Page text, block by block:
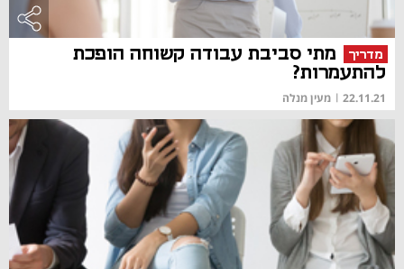
מדריך
מתי סביבת עבודה קשוחה הופכת
להתעמרות?
22.11.21
| מעין מנלה